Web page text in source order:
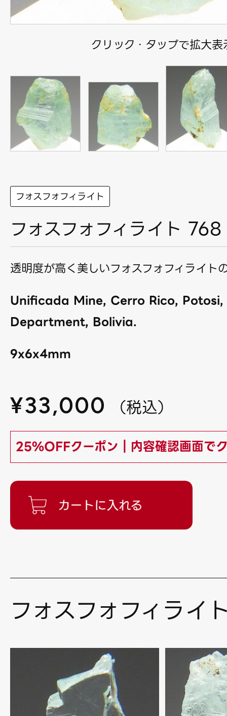
クリック・タップで拡大表
フォスフォフィライト
フォスフォフィライト
透明度が高く美しいフォスフォフィライト
Unificada Mine, Cerro Rico,
Department, Bolivia.
9x6x4mm
¥33,000 （税込）
25%OFFクーポン｜内容確認画面で
フォスフォフィライ